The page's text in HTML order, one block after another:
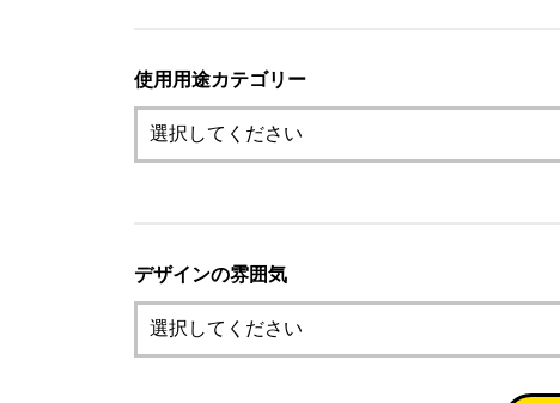
使用用途カテゴリー
デザインの雰囲気